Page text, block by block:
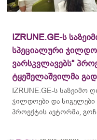
IZRUNE.GE-ს
სპეციალური
ვარსკვლავებს“
ტყეშელაშვილმა
IZRUNE.GE-ს საზეიმო
ჯილდოები და სიგელები
პროექტის ავტორმა,